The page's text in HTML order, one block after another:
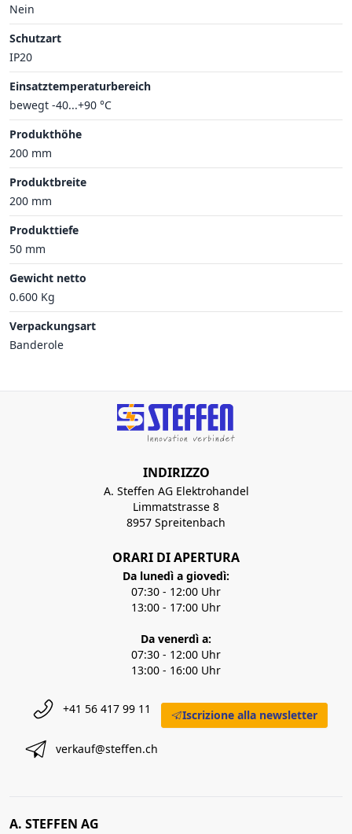
Nein
Schutzart
IP20
Einsatztemperaturbereich
bewegt -40...+90 °C
Produkthöhe
200 mm
Produktbreite
200 mm
Produkttiefe
50 mm
Gewicht netto
0.600 Kg
Verpackungsart
Banderole
INDIRIZZO
A. Steffen AG Elektrohandel
Limmatstrasse 8
8957 Spreitenbach
ORARI DI APERTURA
Da lunedì a giovedì:
07:30 - 12:00 Uhr
13:00 - 17:00 Uhr
Da venerdì a:
07:30 - 12:00 Uhr
13:00 - 16:00 Uhr
+41 56 417 99 11
verkauf@steffen.ch
Iscrizione alla newsletter
A. STEFFEN AG